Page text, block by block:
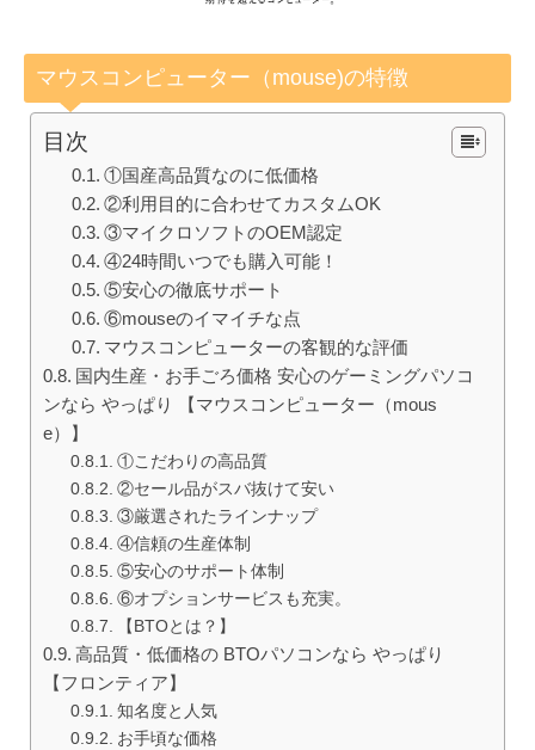
マウスコンピューター（mouse)の特徴
目次
①国産高品質なのに低価格
②利用目的に合わせてカスタムOK
③マイクロソフトのOEM認定
④24時間いつでも購入可能！
⑤安心の徹底サポート
⑥mouseのイマイチな点
マウスコンピューターの客観的な評価
国内生産・お手ごろ価格 安心のゲーミングパソコ
ンなら やっぱり 【マウスコンピューター（mous
e）】
①こだわりの高品質
②セール品がスバ抜けて安い
③厳選されたラインナップ
④信頼の生産体制
⑤安心のサポート体制
⑥オプションサービスも充実。
【BTOとは？】
高品質・低価格の BTOパソコンなら やっぱり
【フロンティア】
知名度と人気
お手頃な価格